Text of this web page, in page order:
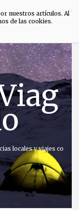
locales y viajes co
×
nuestros artículos. Al
de las cookies.